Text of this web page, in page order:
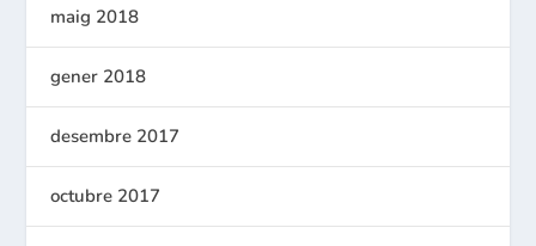
maig 2018
gener 2018
desembre 2017
octubre 2017